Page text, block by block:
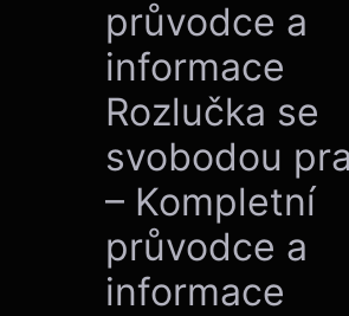
průvodce a
informace
Rozlučka se
svobodou
– Kompletní
průvodce a
informace